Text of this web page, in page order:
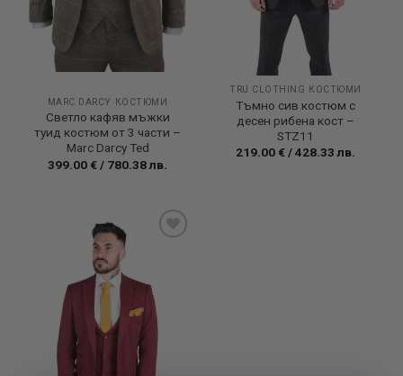
MARC DARCY КОСТЮМИ
Светло кафяв мъжки
туид костюм от 3 части –
Marc Darcy Ted
399.00 € / 780.38лв.
TRU CLOTHING КОСТЮМИ
Тъмно сив костюм с
десен рибена кост –
STZ11
219.00 €/428.33лв.